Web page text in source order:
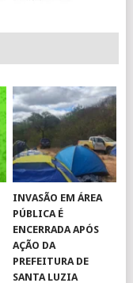
INVASÃO EM ÁREA
PÚBLICA É
ENCERRADA APÓS
AÇÃO DA
PREFEITURA DE
SANTA LUZIA